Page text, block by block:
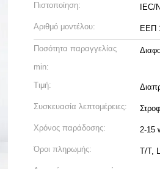
Πιστοποίηση:
Αριθμό μοντέλου: ΕΕΠ
Ποσότητα παραγγελίας
min:
Τιμή:
Συσκευασία λεπτομέρειες:
Χρόνος παράδοσης: 2-15
Όροι πληρωμής: T/T,